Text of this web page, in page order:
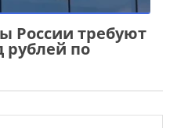
России требуют
рублей по